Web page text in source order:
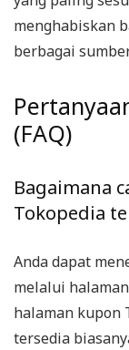
menghabiskan
berbagai
(FAQ)
Bagaimana
Tokopedia
Anda dapat
melalui
halaman kupon
tersedia